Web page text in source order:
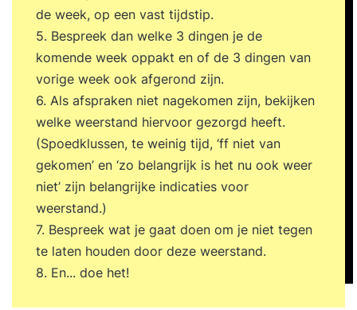
de week, op een vast tijdstip.
5. Bespreek dan welke 3 dingen je de
komende week oppakt en of de 3 dingen van
vorige week ook afgerond zijn.
6. Als afspraken niet nagekomen zijn, bekijken
welke weerstand hiervoor gezorgd heeft.
(Spoedklussen, te weinig tijd, ‘ff niet van
gekomen’ en ‘zo belangrijk is het nu ook weer
niet’ zijn belangrijke indicaties voor
weerstand.)
7. Bespreek wat je gaat doen om je niet tegen
te laten houden door deze weerstand.
8. En... doe het!